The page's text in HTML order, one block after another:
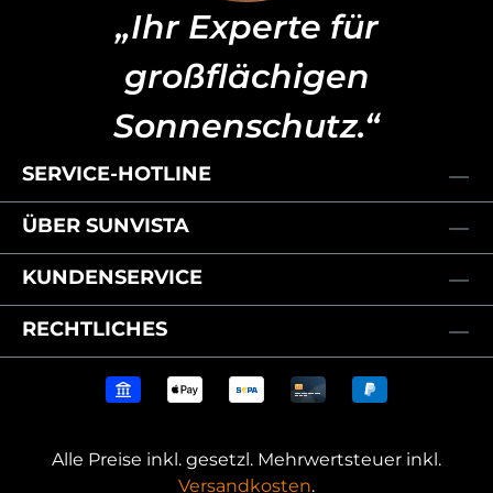
„Ihr Experte für
großflächigen
Sonnenschutz.“
SERVICE-HOTLINE
ÜBER SUNVISTA
KUNDENSERVICE
RECHTLICHES
Alle Preise inkl. gesetzl. Mehrwertsteuer inkl.
Versandkosten.